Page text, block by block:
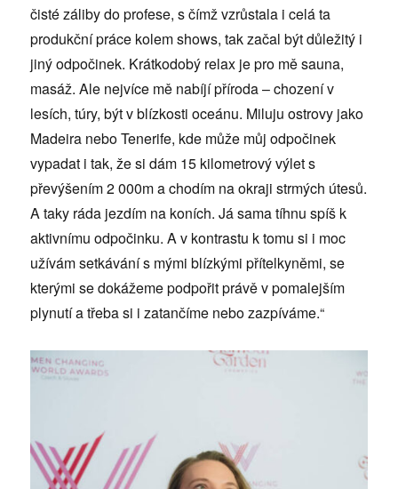
čisté záliby do profese, s čímž vzrůstala i celá ta
produkční práce kolem shows, tak začal být důležitý i
jiný odpočinek. Krátkodobý relax je pro mě sauna,
masáž. Ale nejvíce mě nabíjí příroda – chození v
lesích, túry, být v blízkosti oceánu. Miluju ostrovy jako
Madeira nebo Tenerife, kde může můj odpočinek
vypadat i tak, že si dám 15 kilometrový výlet s
převýšením 2 000m a chodím na okraji strmých útesů.
A taky ráda jezdím na koních. Já sama tíhnu spíš k
aktivnímu odpočinku. A v kontrastu k tomu si i moc
užívám setkávání s mými blízkými přítelkyněmi, se
kterými se dokážeme podpořit právě v pomalejším
plynutí a třeba si i zatančíme nebo zazpíváme.“